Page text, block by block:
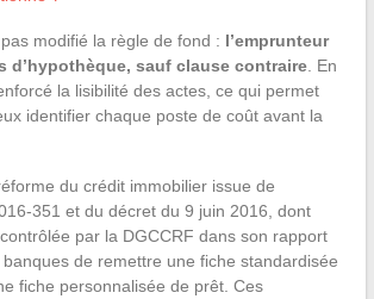
modifié la règle de fond : l’emprunteur
d’hypothèque, sauf clause contraire. En
la lisibilité des actes, ce qui permet
identifier chaque poste de coût avant la
du crédit immobilier issue de
351 et du décret du 9 juin 2016, dont
par la DGCCRF dans son rapport
de remettre une fiche standardisée
fiche personnalisée de prêt. Ces